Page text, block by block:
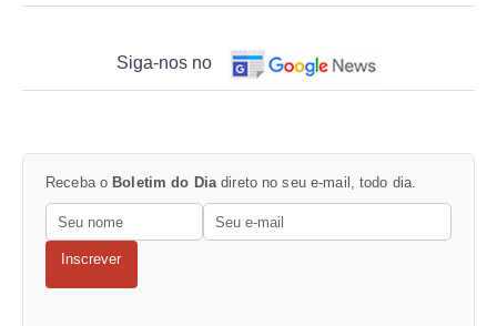
Siga-nos no
Receba o Boletim do Dia direto no seu e-mail, todo dia.
Inscrever